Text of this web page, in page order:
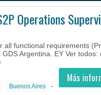
Operations
all functional requirements
Argentina. EY Ver todos:
Más
Buenos Aires -